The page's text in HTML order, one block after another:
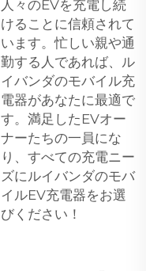
人々のEVを充電し続
けることに信頼されて
います。忙しい親や通
勤する人であれば、ル
イバンダのモバイル充
電器があなたに最適で
す。満足したEVオー
ナーたちの一員にな
り、すべての充電ニー
ズにルイバンダのモバ
イルEV充電器をお選
びください！